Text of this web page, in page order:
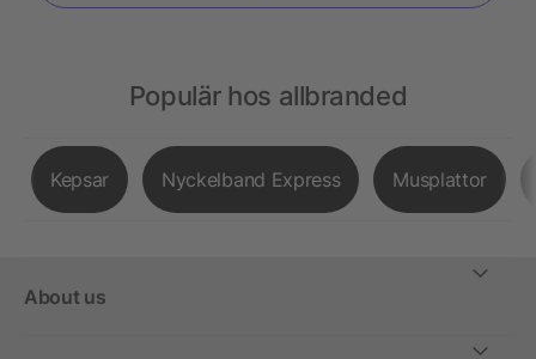
Populär hos allbranded
Kepsar Nyckelband Express Musplattor
About us